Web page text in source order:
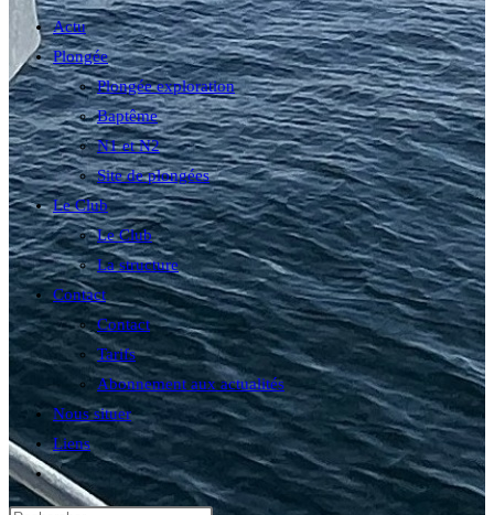
search
Actu
Plongée
Plongée exploration
Baptême
N1 et N2
Site de plongées
Le Club
Le Club
La structure
Contact
Contact
Tarifs
Abonnement aux actualités
Nous situer
Liens
Toggle
website